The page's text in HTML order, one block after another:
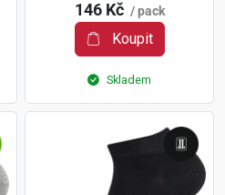
146 Kč / pack
Koupit
Skladem